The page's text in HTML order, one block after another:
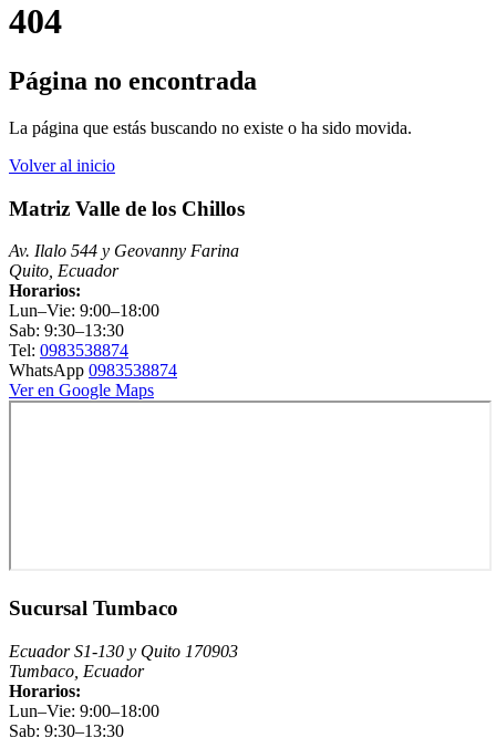
404
Página no encontrada
La página que estás buscando no existe o ha sido movida.
Volver al inicio
Matriz Valle de los Chillos
Av. Ilalo 544 y Geovanny Farina
Quito, Ecuador
Horarios:
Lun–Vie: 9:00–18:00
Sab: 9:30–13:30
Tel: 0983538874
WhatsApp 0983538874
Ver en Google Maps
Sucursal Tumbaco
Ecuador S1-130 y Quito 170903
Tumbaco, Ecuador
Horarios:
Lun–Vie: 9:00–18:00
Sab: 9:30–13:30